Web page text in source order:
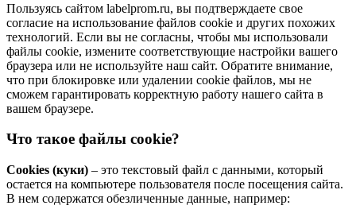
Пользуясь сайтом labelprom.ru, вы подтверждаете свое
согласие на использование файлов cookie и других похожих
технологий. Если вы не согласны, чтобы мы использовали
файлы cookie, измените соответствующие настройки вашего
браузера или не используйте наш сайт. Обратите внимание,
что при блокировке или удалении cookie файлов, мы не
сможем гарантировать корректную работу нашего сайта в
вашем браузере.
Что такое файлы cookie?
Cookies (куки) – это текстовый файл с данными, который
остается на компьютере пользователя после посещения сайта.
В нем содержатся обезличенные данные, например: